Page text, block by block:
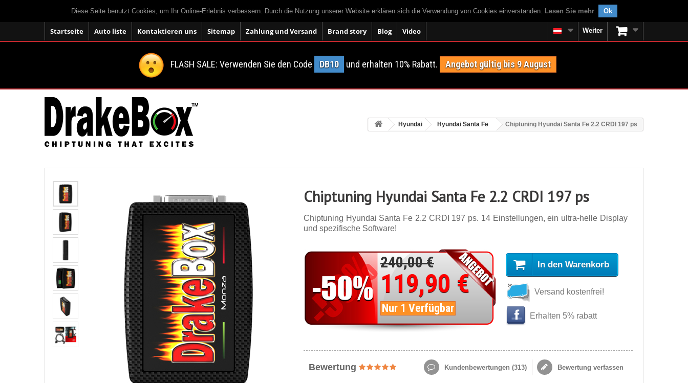
Diese Seite benutzt Cookies, um Ihr Online-Erlebnis verbessern. Durch die Nutzung unserer Website erklären sich die Verwendung von Cookies einverstanden. Lesen Sie mehr. Ok
Startseite Auto liste Kontaktieren uns Sitemap Zahlung und Versand Brand story Blog Video Weiter
FLASH SALE: Verwenden Sie den Code DB10 und erhalten 10% Rabatt. Angebot gültig bis 9 August
Hyundai Hyundai Santa Fe Chiptuning Hyundai Santa Fe 2.2 CRDI 197 ps
Chiptuning Hyundai Santa Fe 2.2 CRDI 197 ps
Chiptuning Hyundai Santa Fe 2.2 CRDI 197 ps. 14 Einstellungen, ein ultra-helle Display
und spezifische Software!
240,00 €
119,90 €
Nur 1 Verfügbar
In den Warenkorb
Versand kostenfrei!
Erhalten 5% rabatt
Bewertung Kundenbewertungen (313) Bewertung verfassen